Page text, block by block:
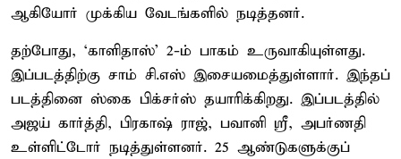
ஆகியோர் முக்கிய வேடங்களில் நடித்தனர்.
தற்போது, ‘காளிதாஸ்’ 2-ம் பாகம் உருவாகியுள்ளது.
இப்படத்திற்கு சாம் சி.எஸ் இசையமைத்துள்ளார். இந்தப்
படத்தினை ஸ்கை பிக்சர்ஸ் தயாரிக்கிறது. இப்படத்தில்
அஜய் கார்த்தி, பிரகாஷ் ராஜ், பவானி ஸ்ரீ, அபர்ணதி
உள்ளிட்டோர் நடித்துள்ளனர். 25 ஆண்டுகளுக்குப்